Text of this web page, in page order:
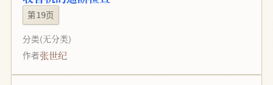
第19页
分类(无分类)
作者张世纪